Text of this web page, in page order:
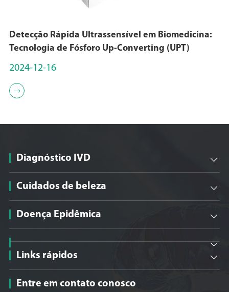
Detecção Rápida Ultrassensível em Biomedicina:
Tecnologia de Fósforo Up-Converting (UPT)
2024-12-16

Diagnóstico IVD 
Cuidados de beleza 
Doença Epidêmica 

Links rápidos 
Entre em contato conosco